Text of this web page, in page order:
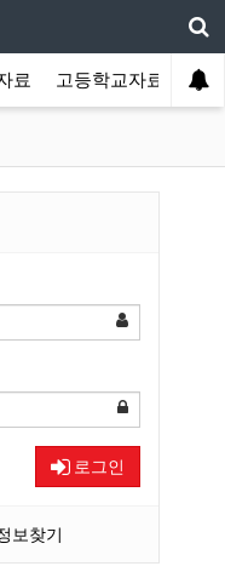
료 고등학교자료 멀
로그인
보찾기